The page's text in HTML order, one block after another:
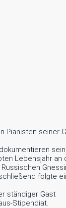
seiner
Lebensjahr an
folgte
ständiger Gast
Stipendiat.